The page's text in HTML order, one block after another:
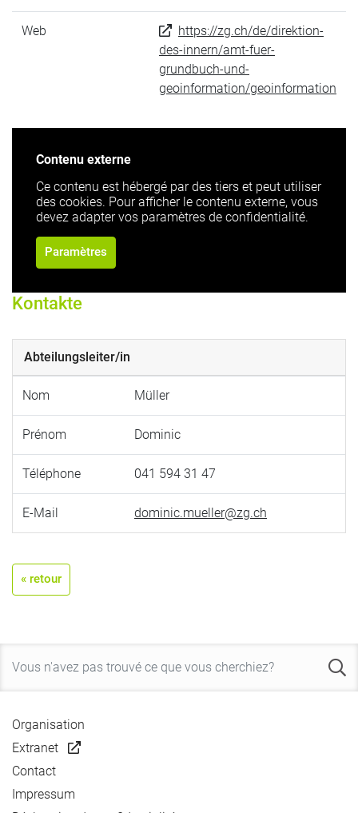
Web
https://zg.ch/de/direktion-
des-innern/amt-fuer-
grundbuch-und-
geoinformation/geoinformation
Contenu externe
Ce contenu est hébergé par des tiers et peut utiliser
des cookies. Pour afficher le contenu externe, vous
devez adapter vos paramètres de confidentialité.
Paramètres
Kontakte
Abteilungsleiter/in
Nom Müller
Prénom Dominic
Téléphone 041 594 31 47
E-Mail dominic.mueller@zg.ch
« retour
Organisation
Extranet
Contact
Impressum